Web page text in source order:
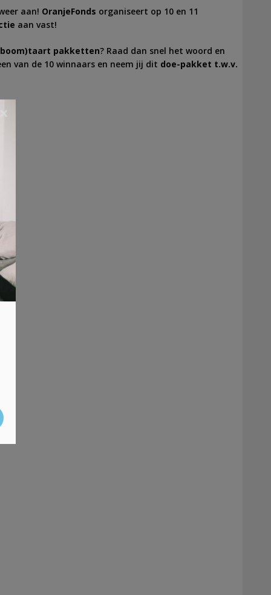
aan! OranjeFonds organiseert op 10 en 11
aan vast!
pakketten? Raad dan snel het woord en
van de 10 winnaars en neem jij dit doe-pakket t.w.v.